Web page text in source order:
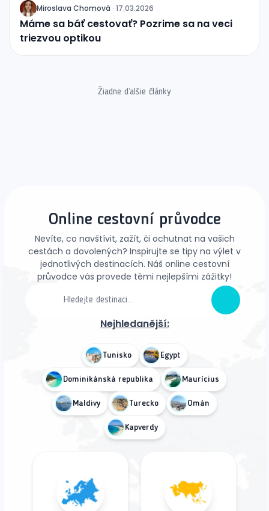
J Miroslava Chomová · 17.03.2026
Máme sa báť cestovať? Pozrime sa na veci
triezvou optikou
Žiadne ďalšie články
Online cestovní průvodce
Nevíte, co navštívit, zažít, či ochutnat na vašich
cestách a dovolených? Inspirujte se tipy na výlet v
jednotlivých destinacích. Náš online cestovní
průvodce vás provede těmi nejlepšími zážitky!
Nejhledanější:
Tunisko Egypt
Dominikánská republika Maurícius
Maldivy Turecko Omán
Kapverdy